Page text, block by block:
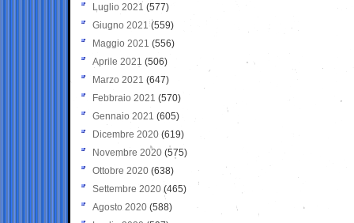
Luglio 2021 (577)
Giugno 2021(559)
Maggio 2021 (556)
Aprile 2021 (506)
Marzo 2021 (647)
Febbraio 2021 (570)
Gennaio 2021 (605)
Dicembre 2020 (619)
Novembre 2020 (575)
Ottobre 2020 (638)
Settembre 2020(465)
Agosto 2020 (588)